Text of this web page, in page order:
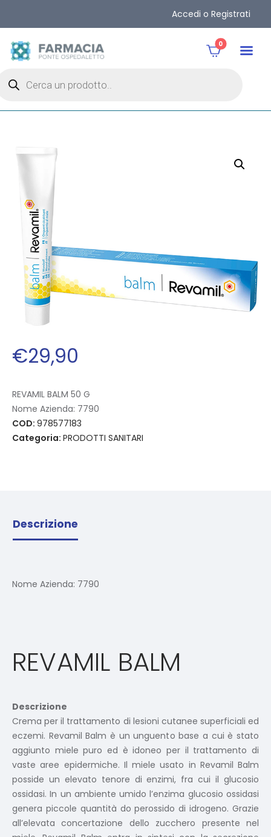
Accedi o Registrati
0
€29,90
REVAMIL BALM 50 G
Nome Azienda: 7790
COD: 978577183
Categoria: PRODOTTI SANITARI
Descrizione
Nome Azienda: 7790
REVAMIL BALM
Descrizione
Crema per il trattamento di lesioni cutanee superficiali ed
eczemi. Revamil Balm è un unguento base a cui è stato
aggiunto miele puro ed è idoneo per il trattamento di
vaste aree epidermiche. Il miele usato in Revamil Balm
posside un elevato tenore di enzimi, fra cui il glucosio
ossidasi. In un ambiente umido l’enzima glucosio ossidasi
genera piccole quantità do perossido di idrogeno. Grazie
all’elevata concertazione dello zucchero presente nel